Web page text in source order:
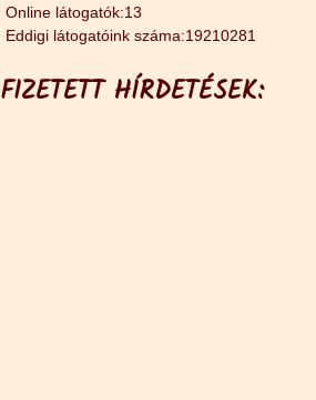
Online látogatók:13
Eddigi látogatóink száma:19210281
FIZETETT HÍRDETÉSEK: